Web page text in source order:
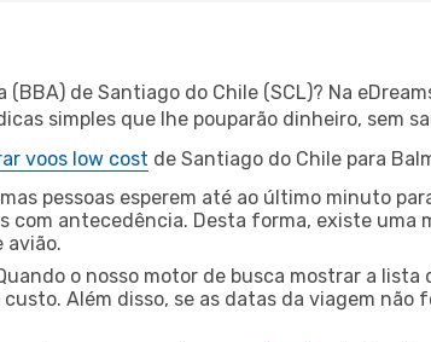
de Santiago do Chile (SCL)? Na
simples que lhe pouparão dinheiro, sem
voos low cost de Santiago do Chile para
pessoas esperem até ao último minuto
com antecedência. Desta forma, existe uma
avião.
o nosso motor de busca mostrar a
Além disso, se as datas da viagem